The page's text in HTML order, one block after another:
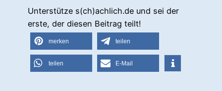
Unterstütze s(ch)achlich.de und sei der
erste, der diesen Beitrag teilt!
merken teilen
teilen E-Mail